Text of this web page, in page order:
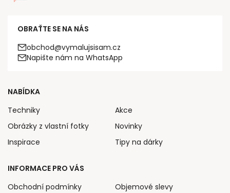
OBRAŤTE SE NA NÁS
obchod@vymalujsisam.cz
Napište nám na WhatsApp
NABÍDKA
Techniky
Obrázky z vlastní fotky
Inspirace
Akce
Novinky
Tipy na dárky
INFORMACE PRO VÁS
Obchodní podmínky
Objemové slevy